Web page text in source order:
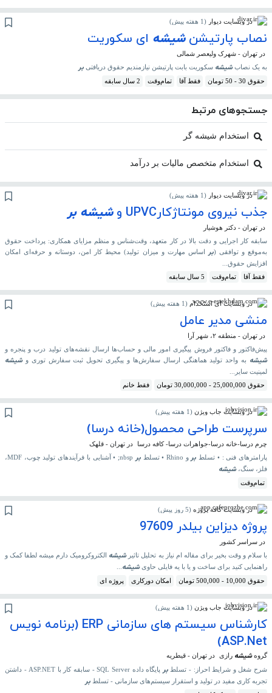
در وبسایت دیوار (1 هفته پیش )
نصاب پارتیشنشیشه ای سکوریت
در تهران - شهرک ولیعصر شمالی
به یک نصابشیشه سکوریت بابت پارتیشن نیازمندیم حقوق دریافتی بر
حقوق 30 - 50 تومان فقط آقا تمام‌وقت 2 سال سابقه
جستجوهای مرتبط
استخدام شیشه گر
استخدام متخصص مالیات بر درآمد
در وبسایت دیوار (1 هفته پیش )
جذب نیروی مونتاژکارUPVC و شیشه بر
در تهران - دکتر هوشیار
سابقه کار اجرایی و دقت بالا در کار متعهد، وقت‌شناس و منظم مزایای همکاری: پرداخت حقوق
به‌موقع و توافقی (بر اساس مهارت و میزان تولید) محیط کار امن، دوستانه و حرفه‌ای امکان
افزایش حقوق...
فقط آقا
تمام‌وقت 5 سال سابقه
در وبسایت ای استخدام (1 هفته پیش )
منشی مدیر عامل
در تهران - منطقه ۲، شهر آرا
پیش‌فاکتور و فاکتور فروش پیگیری امور مالی و حساب‌ها ارسال نقشه‌های تولید درب و پنجره و
شیشه به واحد تولید هماهنگی ارسال سفارش‌ها و پیگیری تحویل ثبت سفارش توری وشیشه
لمینیت سایر...
حقوق 25,000,000 - 30,000,000 تومان
فقط خانم
در وبسایت جاب ویژن (1 هفته پیش )
سرپرست طراحی محصول(خانه درسا)
چرم درسا-خانه درسا-جواهرات درسا- کافه درسا
در تهران - قلهک
پارامترهای فنی : • تسلط بر و Rhino • تسلط بر
nbsp; • آشنایی با فرآیندهای تولید چوب، MDF،
فلز، سنگ،شیشه
تمام‌وقت
در وبسایت کافه پروژه (5 روز پیش )
پروژه دیزاین بیلدر 97609
در سراسر کشور
با سلام و وقت بخیر برای مقاله ام نیاز به تحلیل تاثیرشیشه الکتروکرومیک دارم میشه لطفا کمک و
راهنمایی کنید برای ساخت و یا با یه فایلی حاویشیشه
حقوق 10,000 - 500,000 تومان
امکان دورکاری پروژه ای
در وبسایت جاب ویژن (1 هفته پیش )
کارشناس سیستم های سازمانی ERP (برنامه نویس
ASP.Net)
گروهشیشه رازی در تهران - قیطریه
شرح شغل و شرایط احراز: - تسلطبر
پایگاه داده SQL Server - سابقه کار با ASP.NET - داشتن
تجربه کاری مفید در تولید و استقرار سیستم‌های سازمانی - تسلط بر